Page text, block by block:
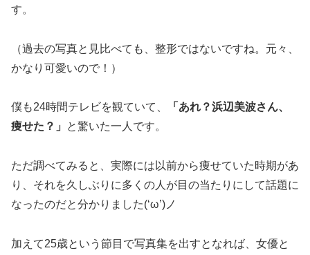
す。
（過去の写真と見比べても、整形ではないですね。元々、
かなり可愛いので！）
僕も24時間テレビを観ていて、
「あれ？浜辺美波さん、
痩せた？」
と驚いた一人です。
ただ調べてみると、実際には以前から痩せていた時期があ
り、それを久しぶりに多くの人が目の当たりにして話題に
なったのだと分かりました(‘ω’)ノ
加えて25歳という節目で写真集を出すとなれば、女優と